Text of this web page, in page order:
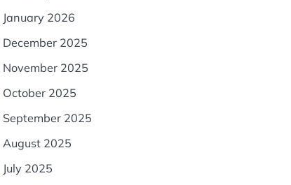
January 2026
December 2025
November 2025
October 2025
September 2025
August 2025
July 2025